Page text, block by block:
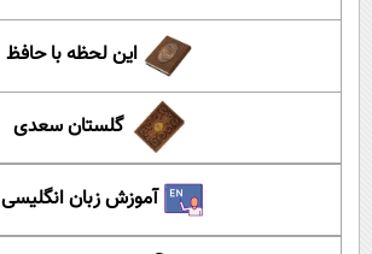
این لحظه با حافظ
گلستان سعدی
آموزش زبان انگلیسی